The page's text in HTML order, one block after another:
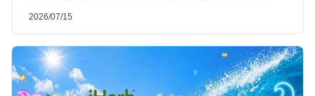
2026/07/15